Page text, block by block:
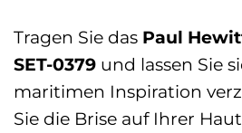
Tragen Sie das Paul
SET-0379 und lassen Sie
maritimen Inspiration
Sie die Brise auf Ihrer